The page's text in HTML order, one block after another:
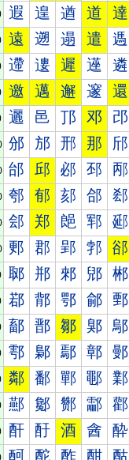
遐 遑 遒 道 達
遠 遡 遢 遣 遤
遰 遱 遲 遳 遴
邀 邁 邂 邃 還
邐 邑 邒 邓 邔
邠 邡 邢 那 邤
邰 邱 邲 邳 邴
郀 郁 郂 郃 郄
郐 郑 郒 郓 郔
郠 郡 郢 郣 郤
郰 郱 郲 郳 郴
鄀 鄁 鄂 鄃 鄄
鄐 鄑 鄒 鄓 鄔
鄠 鄡 鄢 鄣 鄤
鄰 鄱 鄲 鄳 鄴
酀 酁 酂 酃 酄
酐 酑 酒 酓 酔
酠 酡 酢 酣 酤